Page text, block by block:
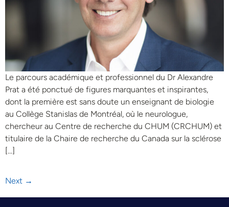
Le parcours académique et professionnel du Dr Alexandre
Prat a été ponctué de figures marquantes et inspirantes,
dont la première est sans doute un enseignant de biologie
au Collège Stanislas de Montréal, où le neurologue,
chercheur au Centre de recherche du CHUM (CRCHUM) et
titulaire de la Chaire de recherche du Canada sur la sclérose
[…]
Next →